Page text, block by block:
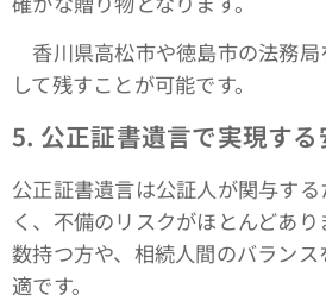
香川県高松市や徳島市の法務
して残すことが可能です。
5. 公正証書遺言で実現す
公正証書遺言は公証人が関与す
く、不備のリスクがほとんどあ
数持つ方や、相続人間のバラン
適です。